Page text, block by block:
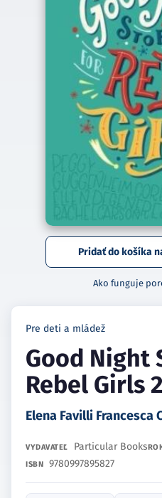
Pridať do košíka
Ako funguje
Pre deti a mládež
Good Night
Rebel Girls 2
Elena Favilli Francesca
VYDAVATEĽ Particular Books
ISBN 9780997895827